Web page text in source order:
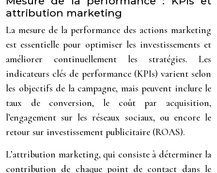
attribution marketing
La mesure de la performance des actions marketing
est essentielle pour optimiser les investissements et
améliorer continuellement les stratégies. Les
indicateurs clés de performance (KPIs) varient selon
les objectifs de la campagne, mais peuvent inclure le
taux de conversion, le coût par acquisition,
l’engagement sur les réseaux sociaux, ou encore le
retour sur investissement publicitaire (ROAS).
L’attribution marketing, qui consiste à déterminer la
contribution de chaque point de contact dans le